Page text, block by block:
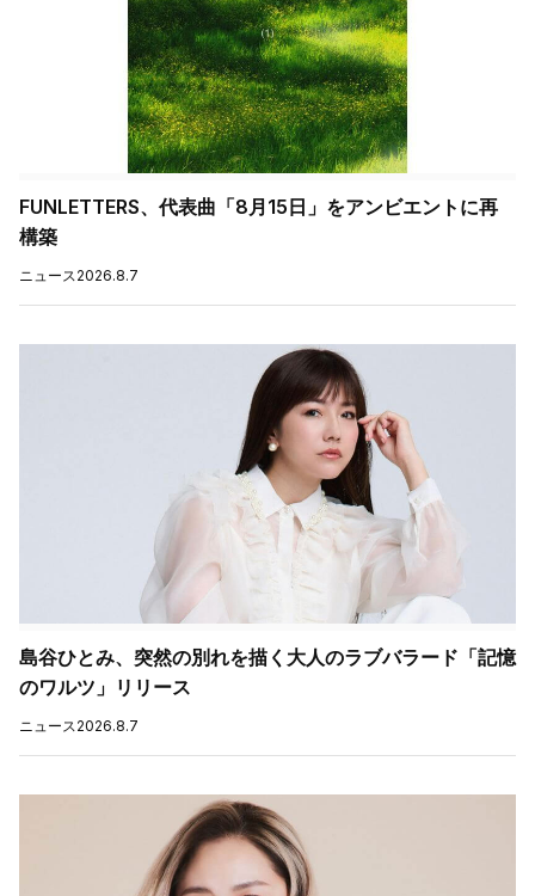
FUNLETTERS、代表曲「8月15日」をアンビエントに再
構築
ニュース 2026.8.7
島谷ひとみ、突然の別れを描く大人のラブバラード「記憶
のワルツ」リリース
ニュース 2026.8.7